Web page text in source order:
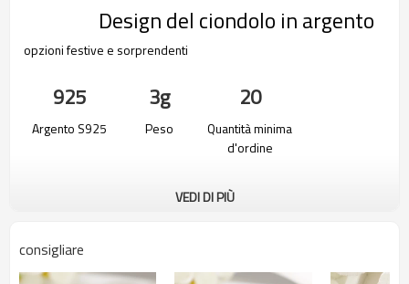
Design del ciondolo in argento
opzioni festive e sorprendenti
925
Argento S925
3g
Peso
20
Quantità minima
d'ordine
VEDI DI PIÙ
consigliare